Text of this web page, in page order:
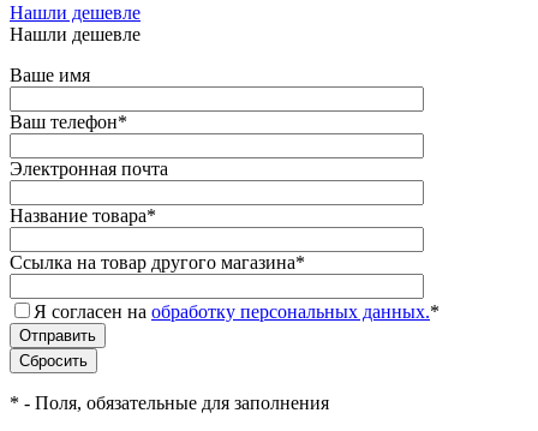
Нашли дешевле
Нашли дешевле
Ваше имя
Ваш телефон*
Электронная почта
Название товара*
Ссылка на товар другого магазина*
Я согласен на обработку персональных данных.*
* - Поля, обязательные для заполнения